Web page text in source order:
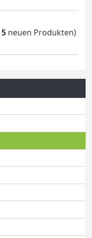
5 neuen Produkten)